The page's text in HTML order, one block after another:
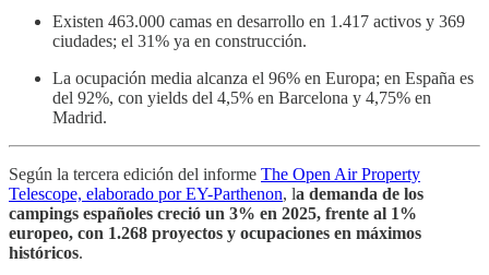
Existen 463.000 camas en desarrollo en 1.417 activos y 369
ciudades; el 31% ya en construcción.
La ocupación media alcanza el 96% en Europa; en España es
del 92%, con yields del 4,5% en Barcelona y 4,75% en
Madrid.
Según la tercera edición del informe The Open Air Property
Telescope, elaborado por EY-Parthenon, la demanda de los
campings españoles creció un 3% en 2025, frente al 1%
europeo, con 1.268 proyectos y ocupaciones en máximos
históricos.